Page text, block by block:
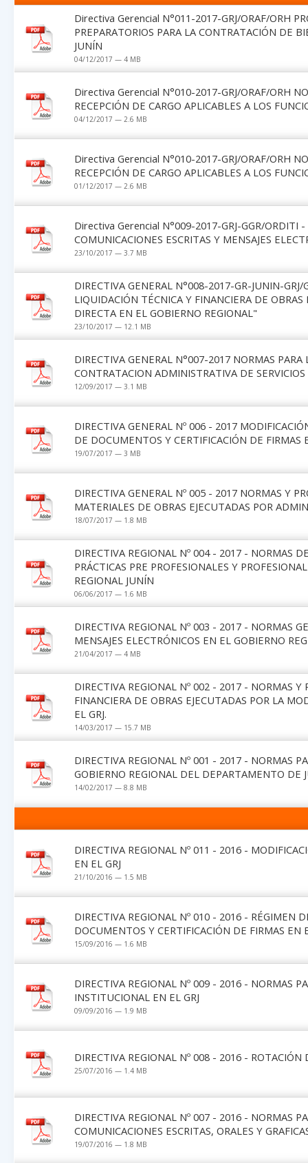
Directiva Gerencial N°011-2017-GRJ/ORAF/ORH
PREPARATORIOS PARA LA CONTRATACIÓN DE
JUNÍN
04/12/2017 — 4 MB
Directiva Gerencial N°010-2017-GRJ/ORAF/ORH
RECEPCIÓN DE CARGO APLICABLES A LOS
04/12/2017 — 2.6 MB
Directiva Gerencial N°010-2017-GRJ/ORAF/ORH
RECEPCIÓN DE CARGO APLICABLES A LOS
01/12/2017 — 2.6 MB
Directiva Gerencial N°009-2017-GRJ-GGR/ORDITI
COMUNICACIONES ESCRITAS Y MENSAJES
23/10/2017 — 3.7 MB
DIRECTIVA GENERAL N°008-2017-GR-JUNIN-
LIQUIDACIÓN TÉCNICA Y FINANCIERA DE
DIRECTA EN EL GOBIERNO REGIONAL"
23/10/2017 — 12.1 MB
DIRECTIVA GENERAL N°007-2017 NORMAS
CONTRATACION ADMINISTRATIVA DE
12/09/2017 — 3.1 MB
DIRECTIVA GENERAL Nº 006 - 2017
DE DOCUMENTOS Y CERTIFICACIÓN DE
19/07/2017 — 3 MB
DIRECTIVA GENERAL Nº 005 - 2017 NORMAS Y
MATERIALES DE OBRAS EJECUTADAS POR
18/07/2017 — 1.8 MB
DIRECTIVA REGIONAL Nº 004 - 2017 - NORMAS
PRÁCTICAS PRE PROFESIONALES Y
REGIONAL JUNÍN
06/06/2017 — 1.6 MB
DIRECTIVA REGIONAL Nº 003 - 2017 - NORMAS
MENSAJES ELECTRÓNICOS EN EL GOBIERNO
21/04/2017 — 4 MB
DIRECTIVA REGIONAL Nº 002 - 2017 - NORMAS
FINANCIERA DE OBRAS EJECUTADAS POR LA
EL GRJ.
14/03/2017 — 15.7 MB
DIRECTIVA REGIONAL Nº 001 - 2017 - NORMAS
GOBIERNO REGIONAL DEL DEPARTAMENTO DE
14/02/2017 — 8.8 MB
DIRECTIVA REGIONAL Nº 011 - 2016 -
EN EL GRJ
21/10/2016 — 1.5 MB
DIRECTIVA REGIONAL Nº 010 - 2016 - RÉGIMEN
DOCUMENTOS Y CERTIFICACIÓN DE FIRMAS EN
15/09/2016 — 1.6 MB
DIRECTIVA REGIONAL Nº 009 - 2016 - NORMAS
INSTITUCIONAL EN EL GRJ
09/09/2016 — 1.9 MB
DIRECTIVA REGIONAL Nº 008 - 2016 - ROTACIÓN
25/07/2016 — 1.4 MB
DIRECTIVA REGIONAL Nº 007 - 2016 - NORMAS
COMUNICACIONES ESCRITAS, ORALES Y
19/07/2016 — 1.8 MB